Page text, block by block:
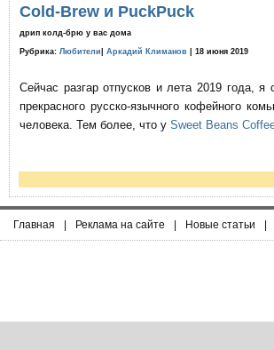
Cold-Brew и PuckPuck
дрип колд-брю у вас дома
Рубрика: Любители Аркадий Климанов | 18 июня 2019
Сейчас разгар отпусков и лета 2019 года,
прекрасного русско-язычного кофейного
человека. Тем более, что у Sweet Beans
Главная | Реклама на сайте | Новые статьи |